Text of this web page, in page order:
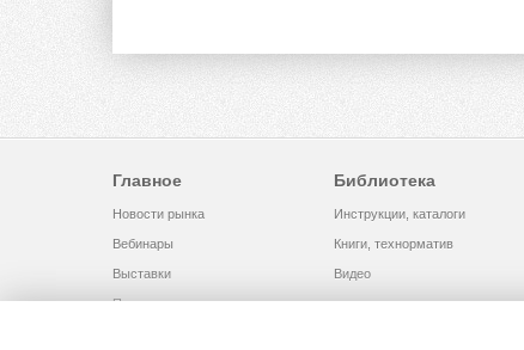
Главное
Новости рынка
Вебинары
Выставки
Помощь
Библиотека
Инструкции, каталоги
Книги, технорматив
Видео